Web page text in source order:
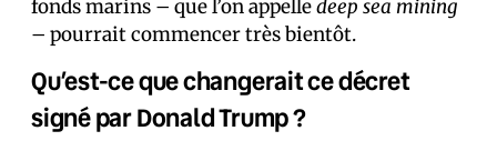
fonds marins – que l’on appelledeep sea mining
– pourrait commencer très bientôt.
Qu’est-ce que changerait ce décret
signé par Donald Trump ?